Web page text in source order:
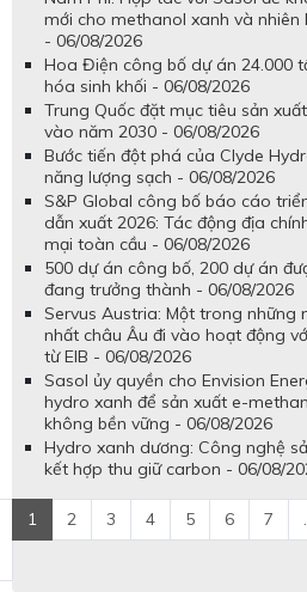
mới cho methanol xanh và nhiên
- 06/08/2026
Hoa Điện công bố dự án 24.000
hóa sinh khối - 06/08/2026
Trung Quốc đặt mục tiêu sản
vào năm 2030 - 06/08/2026
Bước tiến đột phá của Clyde
năng lượng sạch - 06/08/2026
S&P Global công bố báo cáo
dẫn xuất 2026: Tác động địa
mại toàn cầu - 06/08/2026
500 dự án công bố, 200 dự án
đang trưởng thành - 06/08/2026
Servus Austria: Một trong những
nhất châu Âu đi vào hoạt động
từ EIB - 06/08/2026
Sasol ủy quyền cho Envision
hydro xanh để sản xuất e-
không bền vững - 06/08/2026
Hydro xanh dương: Công nghệ
kết hợp thu giữ carbon - 06/08/
1 2 3 4 5 6 7